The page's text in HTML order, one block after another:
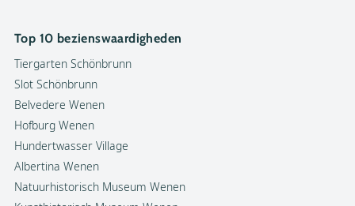
Top 10 bezienswaardigheden
Tiergarten Schönbrunn
Slot Schönbrunn
Belvedere Wenen
Hofburg Wenen
Hundertwasser Village
Albertina Wenen
Natuurhistorisch Museum Wenen